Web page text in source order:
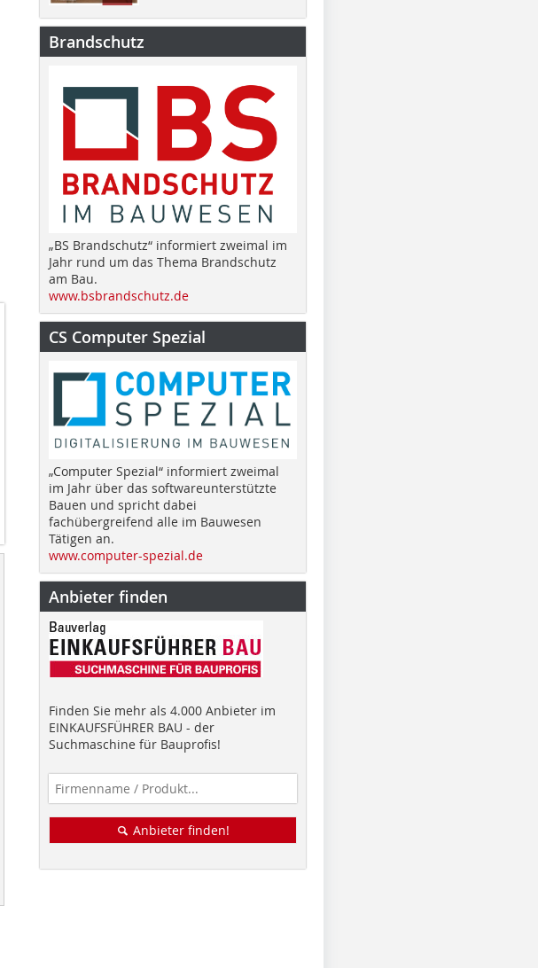
Brandschutz
„BS Brandschutz“ informiert zweimal im
Jahr rund um das Thema Brandschutz
am Bau.
www.bsbrandschutz.de
CS Computer Spezial
„Computer Spezial“ informiert zweimal
im Jahr über das softwareunterstützte
Bauen und spricht dabei
fachübergreifend alle im Bauwesen
Tätigen an.
www.computer-spezial.de
Anbieter finden
Finden Sie mehr als 4.000 Anbieter im
EINKAUFSFÜHRER BAU - der
Suchmaschine für Bauprofis!
Anbieter finden!